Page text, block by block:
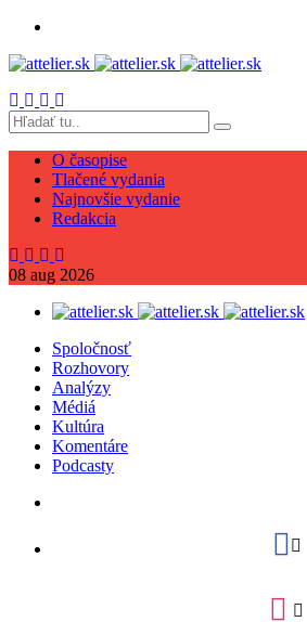
O časopise
Tlačené vydania
Najnovšie vydanie
Redakcia
08 aug 2026
Spoločnosť
Rozhovory
Analýzy
Médiá
Kultúra
Komentáre
Podcasty